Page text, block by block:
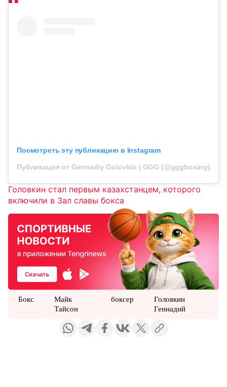
Посмотреть эту публикацию в Instagram
Публикация от Gennadiy Golovkin | GGG (@gggboxing)
Головкин стал первым казахстанцем, которого
включили в Зал славы бокса
Бокс
Майк
Тайсон
боксер
Головкин
Геннадий